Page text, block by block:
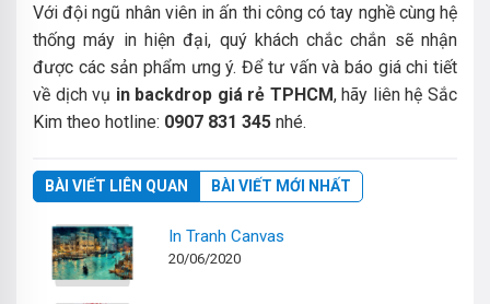
Với đội ngũ nhân viên in ấn thi công có tay nghề cùng hệ
thống máy in hiện đại, quý khách chắc chắn sẽ nhận
được các sản phẩm ưng ý. Để tư vấn và báo giá chi tiết
về dịch vụ in backdrop giá rẻ TPHCM, hãy liên hệ Sắc
Kim theo hotline: 0907 831 345 nhé.
BÀI VIẾT LIÊN QUAN BÀI VIẾT MỚI NHẤT
In Tranh Canvas
20/06/2020